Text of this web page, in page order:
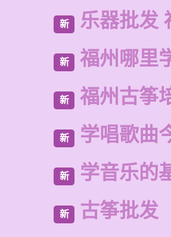
新 乐器批发
新 福州哪里
新 福州古筝
新 学唱歌曲
新 学音乐的
新 古筝批发